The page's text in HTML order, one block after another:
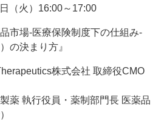
（火）16:00～17:00
市場‐医療保険制度下の仕組み‐
の決まり方』
株式会社 取締役CMO
薬 執行役員・薬制部門長 医薬品